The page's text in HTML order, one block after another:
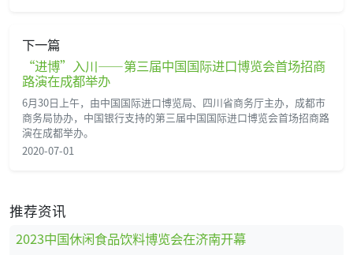
下一篇
“进博”入川——第三届中国国际进口博览会首场招商
路演在成都举办
6月30日上午，由中国国际进口博览局、四川省商务厅主办，成都市
商务局协办，中国银行支持的第三届中国国际进口博览会首场招商路
演在成都举办。
2020-07-01
推荐资讯
2023中国休闲食品饮料博览会在济南开幕